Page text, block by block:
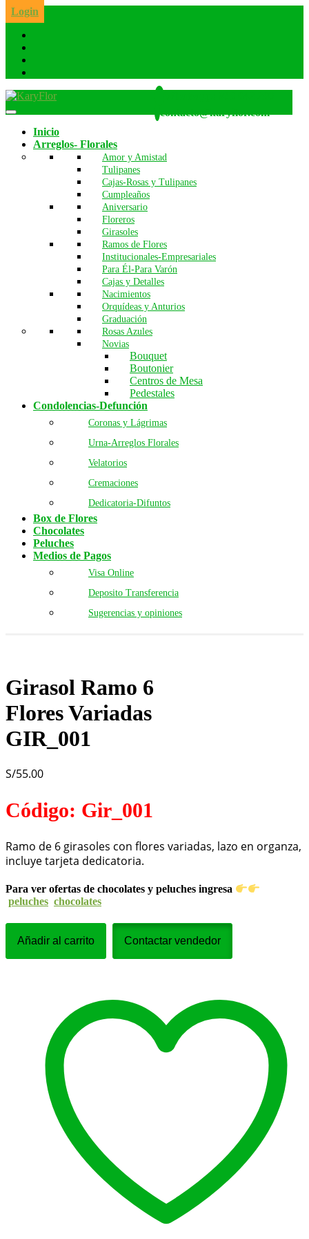
Skip
to
content
Login
contacto@karyflor.com
Inicio
Arreglos- Florales
Amor y Amistad
Tulipanes
Cajas-Rosas y Tulipanes
Cumpleaños
Aniversario
Floreros
Girasoles
Ramos de Flores
Institucionales-Empresariales
Para Él-Para Varón
Cajas y Detalles
Nacimientos
Orquídeas y Anturios
Graduación
Rosas Azules
Novias
Bouquet
Boutonier
Centros de Mesa
Pedestales
Condolencias-Defunción
Coronas y Lágrimas
Urna-Arreglos Florales
Velatorios
Cremaciones
Dedicatoria-Difuntos
Box de Flores
Chocolates
Peluches
Medios de Pagos
Visa Online
Deposito Transferencia
Sugerencias y opiniones
Girasol Ramo 6
Flores Variadas
GIR_001
S/55.00
Código: Gir_001
Ramo de 6 girasoles con flores variadas, lazo en organza,
incluye tarjeta dedicatoria.
Para ver ofertas de chocolates y peluches ingresa
peluches chocolates
Girasol
Ramo
Añadir al carrito Contactar vendedor